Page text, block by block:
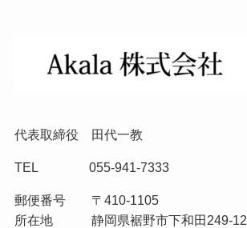
代表取締役 田代一教
TEL 055-941-7333
郵便番号 〒410-1105
所在地 静岡県裾野市下和田249-12